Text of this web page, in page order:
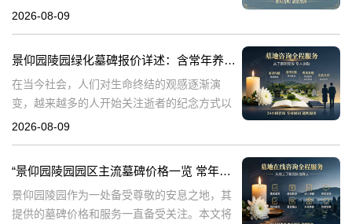
地。在众多陵园中，景仰园陵园以其独特的服
售
2026-08-09
景仰园陵园绿化墓碑报价详述：含常年养护，无额外费用
在当今社会，人们对生命终结的观感逐渐演
变，越来越多的人开始关注逝者的纪念方式以
及陵园的环境品质。景仰园陵园，作为专业的
区
2026-08-09
“景仰园陵园园区主流墓碑价格一览 常年保洁养护随单赠送 专属优惠活动解析”
景仰园陵园作为一处备受尊敬的安息之地，其
提供的墓碑价格和服务一直备受关注。本文将